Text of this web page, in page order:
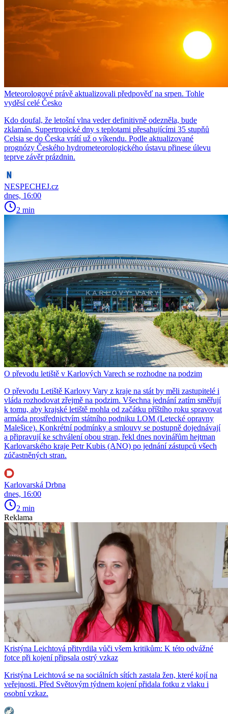
Meteorologové právě aktualizovali předpověď na srpen. Tohle
vyděsí celé Česko
Kdo doufal, že letošní vlna veder definitivně odezněla, bude
zklamán. Supertropické dny s teplotami přesahujícími 35 stupňů
Celsia se do Česka vrátí už o víkendu. Podle aktualizované
prognózy Českého hydrometeorologického ústavu přinese úlevu
teprve závěr prázdnin.
NESPECHEJ.cz
dnes, 16:00
2 min
O převodu letiště v Karlových Varech se rozhodne na podzim
O převodu Letiště Karlovy Vary z kraje na stát by měli zastupitelé i
vláda rozhodovat zřejmě na podzim. Všechna jednání zatím směřují
k tomu, aby krajské letiště mohla od začátku příštího roku spravovat
armáda prostřednictvím státního podniku LOM (Letecké opravny
Malešice). Konkrétní podmínky a smlouvy se postupně dojednávají
a připravují ke schválení obou stran, řekl dnes novinářům hejtman
Karlovarského kraje Petr Kubis (ANO) po jednání zástupců všech
zúčastněných stran.
Karlovarská Drbna
dnes, 16:00
2 min
Reklama
Kristýna Leichtová přitvrdila vůči všem kritikům: K této odvážné
fotce při kojení připsala ostrý vzkaz
Kristýna Leichtová se na sociálních sítích zastala žen, které kojí na
veřejnosti. Před Světovým týdnem kojení přidala fotku z vlaku i
osobní vzkaz.